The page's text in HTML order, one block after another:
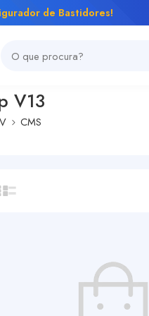
de Bastidores!
V13
CMS